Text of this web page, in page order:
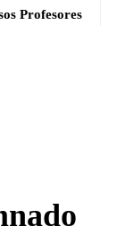
Profesores